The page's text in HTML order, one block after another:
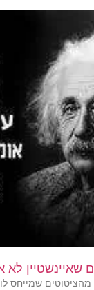
שאיינשטיין
שמייחס